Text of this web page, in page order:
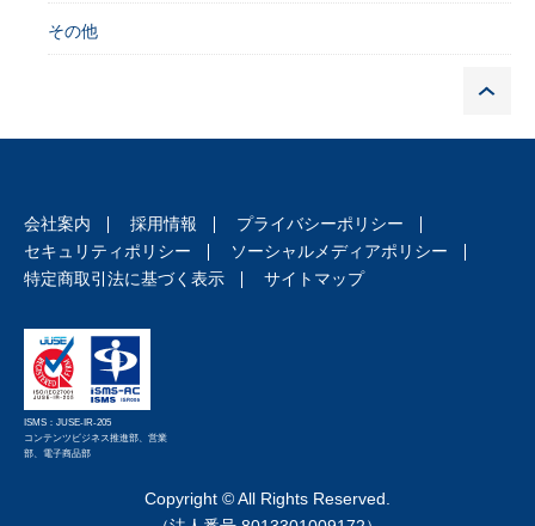
その他
会社案内 採用情報
プライバシーポリシー
セキュリティポリシー
ソーシャルメディアポリシー
特定商取引法に基づく表示
サイトマップ
ISMS：JUSE-IR-205
コンテンツビジネス推進部、営業
部、電子商品部
Copyright © All Rights Reserved.